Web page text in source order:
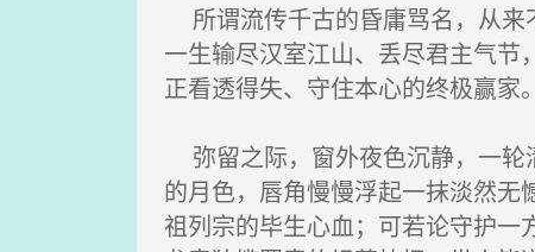
所谓流传千古的昏庸骂名，从来
一生输尽汉室江山、丢尽君主气
正看透得失、守住本心的终极赢家。
弥留之际，窗外夜色沉静，一轮
的月色，唇角慢慢浮起一抹淡然
祖列宗的毕生心血；可若论守护